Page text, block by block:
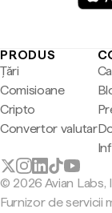
PRODUS
Țări
Comisioane
Cripto
Convertor valutar
© 2026 Avian Labs,
Furnizor de servicii